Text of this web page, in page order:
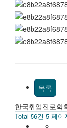
목록
한국취업진로학
Total 56건 5 페이